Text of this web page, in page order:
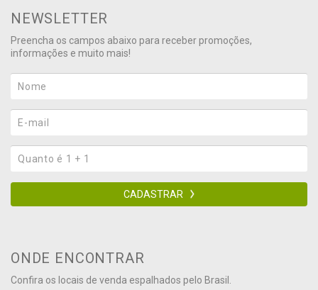
NEWSLETTER
Preencha os campos abaixo para receber promoções,
informações e muito mais!
CADASTRAR
ONDE ENCONTRAR
Confira os locais de venda espalhados pelo Brasil.